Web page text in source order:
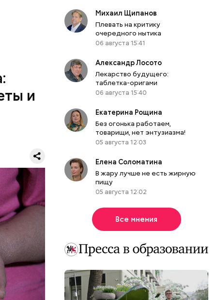
и
была
Михаил Щипанов
Плевать на критику
очередного нытика
06 августа 15:41
Александр Лосото
Лекарство будущего:
таблетка-оригами
06 августа 15:40
Екатерина Рощина
Без огонька работаем,
товарищи, нет энтузиазма!
05 августа 12:03
Елена Соломатина
В жару лучше не есть жирную
пищу
05 августа 12:02
Все мнения